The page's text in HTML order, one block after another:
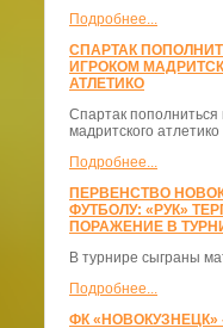
Подробнее...
СПАРТАК
ИГРОКОМ
АТЛЕТИКО
Спартак пополниться
мадритского атлетико
Подробнее...
ПЕРВЕНСТВО
ФУТБОЛУ: «РУК»
ПОРАЖЕНИЕ В
В турнире сыграны
Подробнее...
ФК «НОВОКУЗНЕЦК»